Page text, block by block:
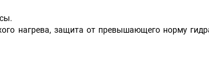
нагрева, защита от превышающего норму